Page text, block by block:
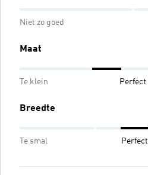
Niet zo goed
Maat
Te klein Perfect
Breedte
Te smal Perfect